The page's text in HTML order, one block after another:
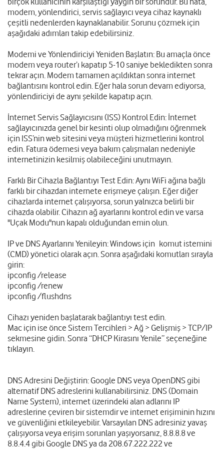
modem, yönlendirici, servis sağlayıcı veya cihaz kaynaklı
çeşitli nedenlerden kaynaklanabilir. Sorunu çözmek için
aşağıdaki adımları takip edebilirsiniz.
Modemi ve Yönlendiriciyi Yeniden Başlatın: Bu amaçla önce
modem veya router’ı kapatıp 5-10 saniye bekledikten sonra
tekrar açın. Modem tamamen açıldıktan sonra internet
bağlantısını kontrol edin. Eğer hala sorun devam ediyorsa,
yönlendiriciyi de aynı şekilde kapatıp açın.
İnternet Servis Sağlayıcısını (ISS) Kontrol Edin: İnternet
sağlayıcınızda genel bir kesinti olup olmadığını öğrenmek
için ISS’nin web sitesini veya müşteri hizmetlerini kontrol
edin. Fatura ödemesi veya bakım çalışmaları nedeniyle
internetinizin kesilmiş olabileceğini unutmayın.
Farklı Bir Cihazla Bağlantıyı Test Edin: Aynı WiFi ağına bağlı
farklı bir cihazdan internete erişmeye çalışın. Eğer diğer
cihazlarda internet çalışıyorsa, sorun yalnızca belirli bir
cihazda olabilir. Cihazın ağ ayarlarını kontrol edin ve varsa
"Uçak Modu"nun kapalı olduğundan emin olun.
IP ve DNS Ayarlarını Yenileyin: Windows için komut istemini
(CMD) yönetici olarak açın. Sonra aşağıdaki komutları sırayla
girin:
ipconfig /release
ipconfig /renew
ipconfig /flushdns
Cihazı yeniden başlatarak bağlantıyı test edin.
Mac için ise önce Sistem Tercihleri > Ağ > Gelişmiş > TCP/IP
sekmesine gidin. Sonra “DHCP Kirasını Yenile” seçeneğine
tıklayın.
DNS Adresini Değiştirin: Google DNS veya OpenDNS gibi
alternatif DNS adreslerini kullanabilirsiniz. DNS (Domain
Name System), internet üzerindeki alan adlarını IP
adreslerine çeviren bir sistemdir ve internet erişiminin hızını
ve güvenliğini etkileyebilir. Varsayılan DNS adresiniz yavaş
çalışıyorsa veya erişim sorunları yaşıyorsanız, 8.8.8.8 ve
8.8.4.4 gibi Google DNS ya da 208.67.222.222 ve